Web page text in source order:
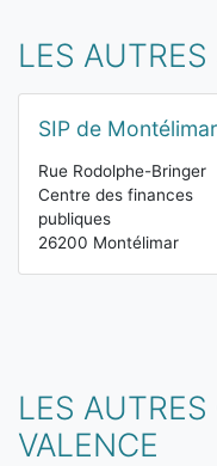
LES
SIP de Montélimar
Rue Rodolphe-Bringer
Centre des finances
publiques
26200 Montélimar
LES
VALENCE